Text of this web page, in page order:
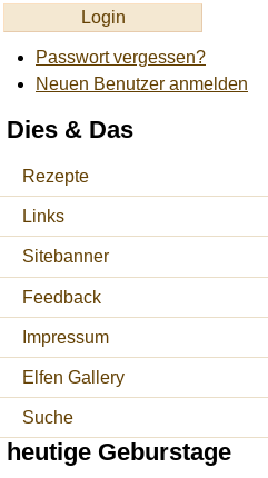
Passwort vergessen?
Neuen Benutzer anmelden
Dies & Das
Rezepte
Links
Sitebanner
Feedback
Impressum
Elfen Gallery
Suche
heutige Geburstage